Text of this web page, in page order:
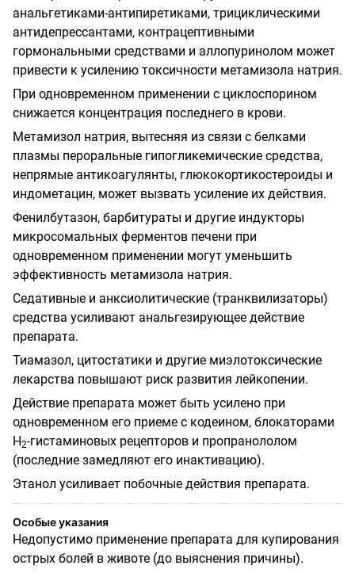
анальгетиками-антипиретиками, трициклическими
антидепрессантами, контрацептивными
гормональными средствами и аллопуринолом может
привести к усилению токсичности метамизола натрия.
При одновременном применении с циклоспорином
снижается концентрация последнего в крови.
Метамизол натрия, вытесняя из связи с белками
плазмы пероральные гипогликемические средства,
непрямые антикоагулянты, глюкокортикостероиды и
индометацин, может вызвать усиление их действия.
Фенилбутазон, барбитураты и другие индукторы
микросомальных ферментов печени при
одновременном применении могут уменьшить
эффективность метамизола натрия.
Седативные и анксиолитические (транквилизаторы)
средства усиливают анальгезирующее действие
препарата.
Тиамазол, цитостатики и другие миэлотоксические
лекарства повышают риск развития лейкопении.
Действие препарата может быть усилено при
одновременном его приеме с кодеином, блокаторами
Н2-гистаминовых рецепторов и пропранололом
(последние замедляют его инактивацию).
Этанол усиливает побочные действия препарата.
Особые указания
Недопустимо применение препарата для купирования
острых болей в животе (до выяснения причины).